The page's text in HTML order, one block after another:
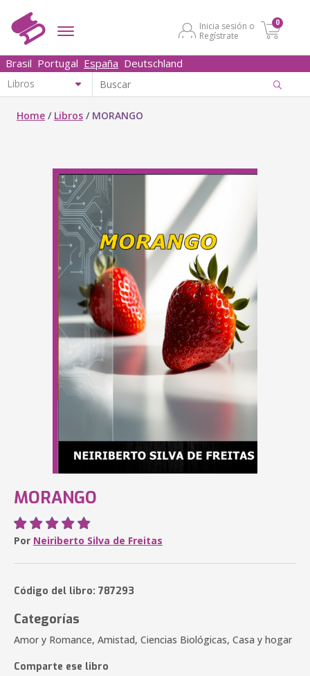
Inicia sesión o
Regístrate
0
Brasil Portugal España Deutschland
Home / Libros / MORANGO
MORANGO
Por Neiriberto Silva de Freitas
Código del libro: 787293
Categorías
Amor y Romance, Amistad, Ciencias Biológicas, Casa y hogar
Comparte ese libro